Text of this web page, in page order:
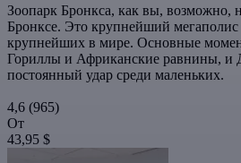
Зоопарк Бронкса, как вы, возможно,
Бронксе. Это крупнейший
крупнейших в мире. Основные
Гориллы и Африканские равнины, и
постоянный удар среди маленьких.
4,6 (965)
От
43,95 $